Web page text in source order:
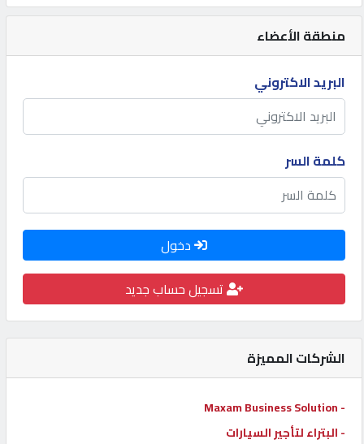
كيو
نمبر
كيو
كارز
كيو
ماركت
الدليل
القطري
POWERED
BY
QHOST
منطقة الأعضاء
البريد الاكتروني
كلمة السر
دخول
تسجيل حساب جديد
الشركات المميزة
- Maxam Business Solution
- البتراء لتأجير السيارات